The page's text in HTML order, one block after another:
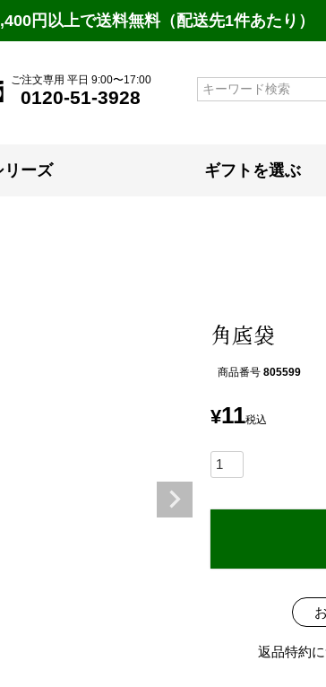
円以上で送料無料（配送先1件あたり）
ご注文専用 平日 9:00〜17:00
0120-51-3928
リーズ ギフトを選ぶ
角底袋
商品番号 805599
¥11税込
返品特約